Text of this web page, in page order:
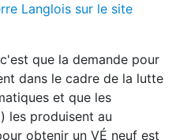
Langlois sur le site
que la demande pour
dans le cadre de la lutte
et que les
les produisent au
obtenir un VÉ neuf est